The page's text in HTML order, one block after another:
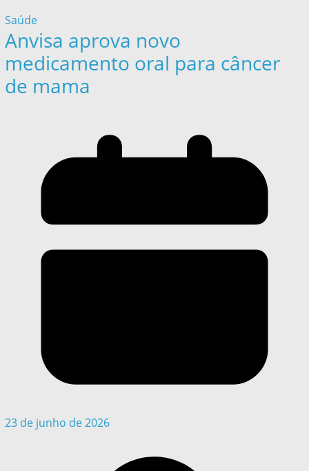
Saúde
Anvisa aprova novo
medicamento oral para câncer
de mama
23 de junho de 2026